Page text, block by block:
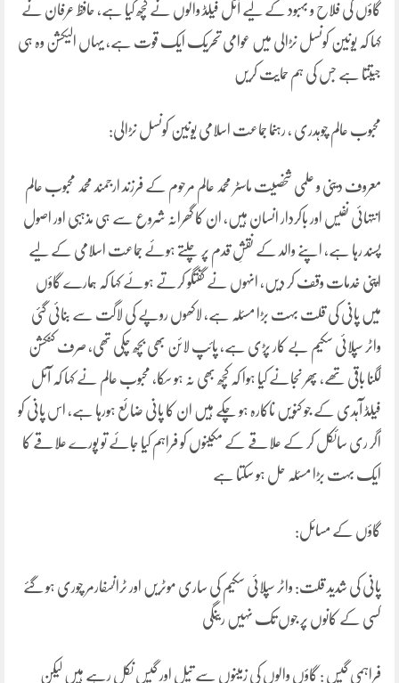
گاؤں کی فلاح و بہبود کے لیے آئل فیلڈ والوں نے کچھ کیا ہے، حافظ عرفان نے
کہا کہ یونین کونسل نڑالی میں عوامی تحریک ایک قوت ہے، یہاں الیکشن وہ ہی
جیتتا ہے جس کی ہم حمایت کریں
محبوب عالم چوہدری ، رہنما جماعت اسلامی یونین کونسل نڑالی:
معروف دینی و علمی شخصیت ماسٹر محمد عالم مرحوم کے فرزند ارجمند محمد محبوب عالم
انتہائی نفیس اور باکردار انسان ہیں، ان کا گھرانہ شروع سے ہی مذہبی اور اصول
پسند رہا ہے، اپنے والد کے نقشِ قدم پر چلتے ہوئے جماعت اسلامی کے لیے
اپنی خدمات وقف کر دیں، انہوں نے گفتگو کرتے ہوئے کہا کہ ہمارے گاؤں
میں پانی کی قلت بہت بڑا مسئلہ ہے، لاکھوں روپے کی لاگت سے بنائی گئی
واٹر سپلائی سکیم بے کار پڑی ہے، پائپ لائن بھی بچھ چکی تھی، صرف کنکشن
لگنا باقی تھے، پھر نجانے کیا ہوا کہ کچھ بھی نہ ہو سکا، محبوب عالم نے کہا کہ آئل
فیلڈ آہدی کے جو کنویں ناکارہ ہو چکے ہیں ان کا پانی ضائع ہورہا ہے، اس پانی کو
اگر ری سائکل کر کے علاقے کے مکینوں کو فراہم کیا جائے تو پورے علاقے کا
ایک بہت بڑا مسئلہ حل ہو سکتا ہے
گاؤں کے مسائل:
پانی کی شدید قلت: واٹر سپلائی سکیم کی ساری موٹریں اور ٹرانسفارمر چوری ہو گئے
کسی کے کانوں پر جوں تک نہیں رینگی
فراہمی گیس : گاؤں والوں کی زمینوں سے تیل اور گیس نکل رہے ہیں لیکن